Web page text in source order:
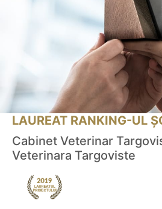
LAUREAT RANKING-UL
Cabinet Veterinar
Veterinara Targoviste